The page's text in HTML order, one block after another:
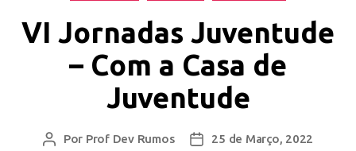
VI Jornadas Juventude
– Com a Casa de
Juventude
Por Prof Dev Rumos 25 de Março, 2022